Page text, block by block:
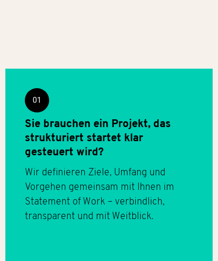
01
Sie brauchen ein Projekt, das
strukturiert startet klar
gesteuert wird?
Wir definieren Ziele, Umfang und
Vorgehen gemeinsam mit Ihnen im
Statement of Work – verbindlich,
transparent und mit Weitblick.